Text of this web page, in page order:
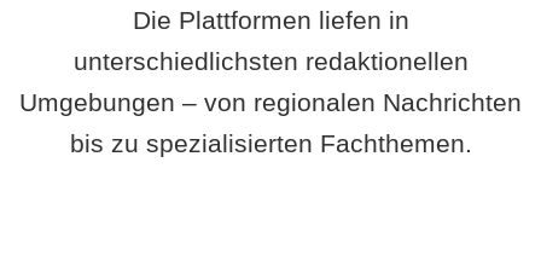
Die Plattformen liefen in
unterschiedlichsten redaktionellen
Umgebungen – von regionalen Nachrichten
bis zu spezialisierten Fachthemen.